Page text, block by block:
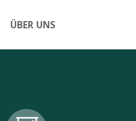
ÜBER UNS